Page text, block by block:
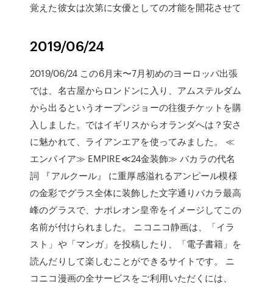
覚えた彼女は次第に女優としての才能を開花させて
2019/06/24
2019/06/24 この6月末〜7月初めのヨーロッパ出張
では、名古屋からロンドンに入り、アムステルダム
から出るというオープンジョーの往復チケットを購
入しました。ではイギリスからオランダへは？安さ
に魅かれて、ライアンエアを使ってみました。 ≪
エンパイア≫ EMPIRE≪24金装飾≫ バカラの代名
詞 『アルクール』 に重厚感溢れるアンピール模様
の金彩でグラス全体に装飾した文字通りバカラ最高
峰のグラスで、ナポレオン皇帝をイメージしてこの
名前が付けられました。 ニコニコ静画は、「イラ
スト」や「マンガ」を投稿したり、「電子書籍」を
読んだりして楽しむことができるサイトです。 ニ
コニコ漫画の全サービスをご利用いただくには、